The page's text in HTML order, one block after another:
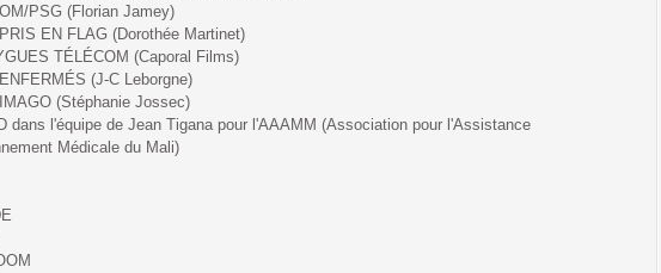
PSG (Florian Jamey)
EN FLAG (Dorothée Martinet)
TÉLÉCOM (Caporal Films)
(J-C Leborgne)
(Stéphanie Jossec)
dans l'équipe de Jean Tigana pour l'AAAMM (Association pour l'Assistance
Médicale du Mali)